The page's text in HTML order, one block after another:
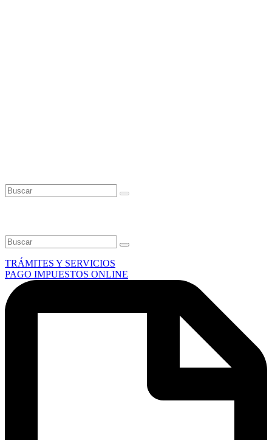
TRÁMITES Y SERVICIOS
PAGO IMPUESTOS ONLINE